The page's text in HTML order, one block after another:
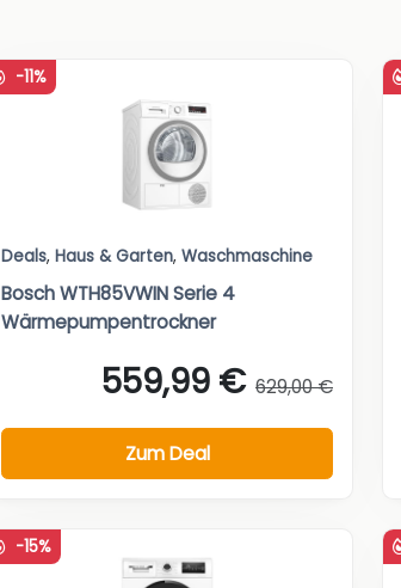
-11%
Deals, Haus & Garten, Waschmaschine
Bosch WTH85VWIN Serie 4
Wärmepumpentrockner
559,99 € 629,00 €
Zum Deal
-15%